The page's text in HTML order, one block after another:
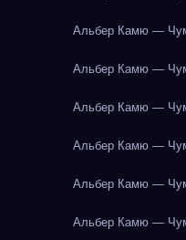
Альбер Камю —
Альбер Камю —
Альбер Камю —
Альбер Камю —
Альбер Камю —
Альбер Камю —